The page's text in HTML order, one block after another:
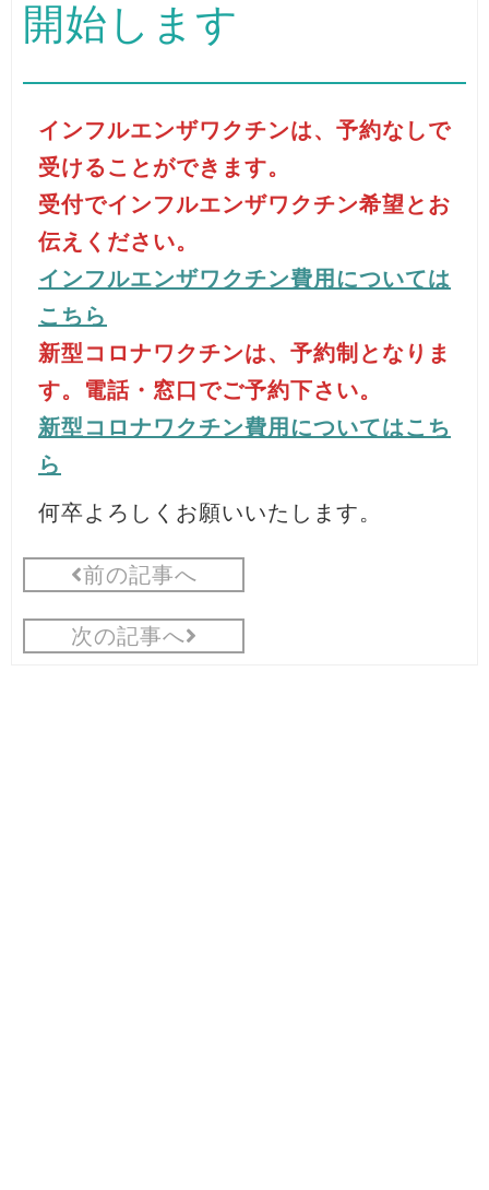
開始します
インフルエンザワクチンは、予約なしで
受けることができます。
受付でインフルエンザワクチン希望とお
伝えください。
インフルエンザワクチン費用については
こちら
新型コロナワクチンは、予約制となりま
す。電話・窓口でご予約下さい。
新型コロナワクチン費用についてはこち
ら
何卒よろしくお願いいたします。
前の記事へ
次の記事へ